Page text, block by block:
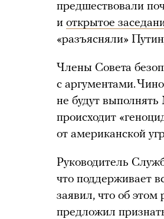
предшествовали
и открытое
«разъясняли»
Члены Совета
с аргументами.
не будут
происходит
от американской
Руководитель
что поддерживает
заявил, что об
предложил